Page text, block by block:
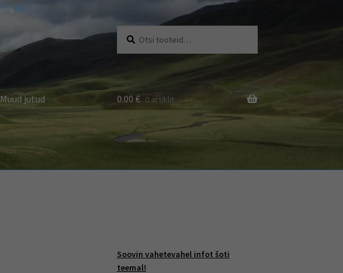
Otsi:
Otsi
Muud jutud 0.00 € 0 artiklit
Soovin vahetevahel infot šoti
teemal!